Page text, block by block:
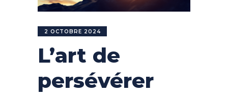
2 OCTOBRE 2024
L’art de
persévérer